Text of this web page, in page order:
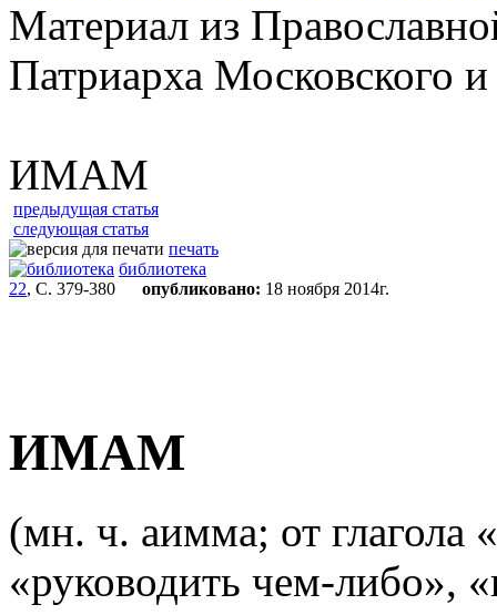
Материал из
Патриарха Московского
ИМАМ
предыдущая статья
следующая статья
печать
библиотека
22, С. 379-380 опубликовано: 18 ноября 2014г.
ИМАМ
(мн. ч. аимма; от глагола
«руководить чем-либо»,